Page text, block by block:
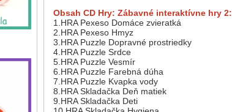
Obsah CD Hry: Zábavné interaktívne hry 2:
1.HRA Pexeso Domáce zvieratká
2.HRA Pexeso Hmyz
3.HRA Puzzle Dopravné prostriedky
4.HRA Puzzle Srdce
5.HRA Puzzle Vesmír
6.HRA Puzzle Farebná dúha
7.HRA Puzzle Kvapka vody
8.HRA Skladačka Deň matiek
9.HRA Skladačka Deti